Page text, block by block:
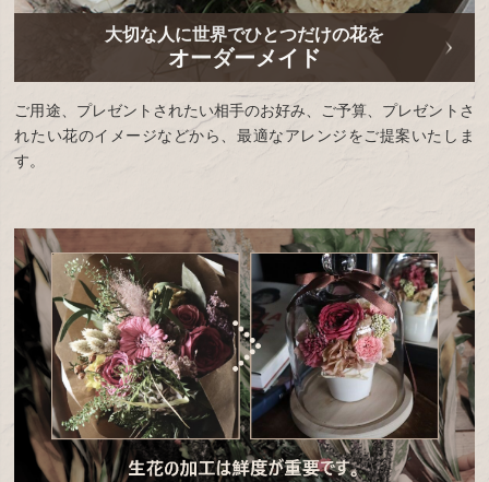
大切な人に世界でひとつだけの花を
オーダーメイド
ご用途、プレゼントされたい相手のお好み、ご予算、プレゼントさ
れたい花のイメージなどから、最適なアレンジをご提案いたしま
す。